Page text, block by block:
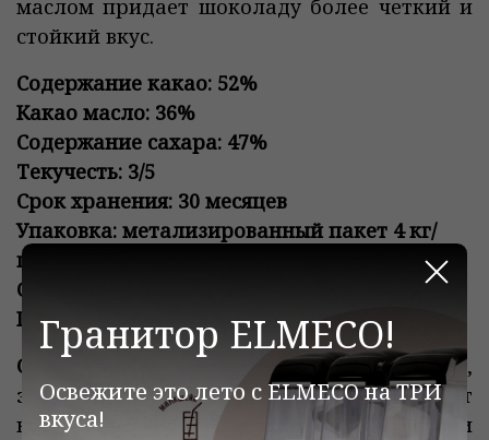
маслом придает шоколаду более четкий и
стойкий вкус.
Содержание какао: 52%
Какао масло: 36%
Содержание сахара: 47%
Текучесть: 3/5
Срок хранения: 30 месяцев
Упаковка: метализированный пакет 4 кг/
цена указана за 1 кг
Страна: Италия
Производитель: ICAM
Состав:
Паста какао, сахар, масло какао,
эмульгатор: соевый лецитин, экстракт
ванили. Может содержать следы орехов и
Гранитор ELMECO!
Освежите это лето с ELMECO на ТРИ
вкуса!